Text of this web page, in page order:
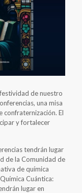
de nuestro
una misa
confraternización. El
y fortalecer
tendrán lugar
de la Comunidad de
de química
Cuántica:
lugar en